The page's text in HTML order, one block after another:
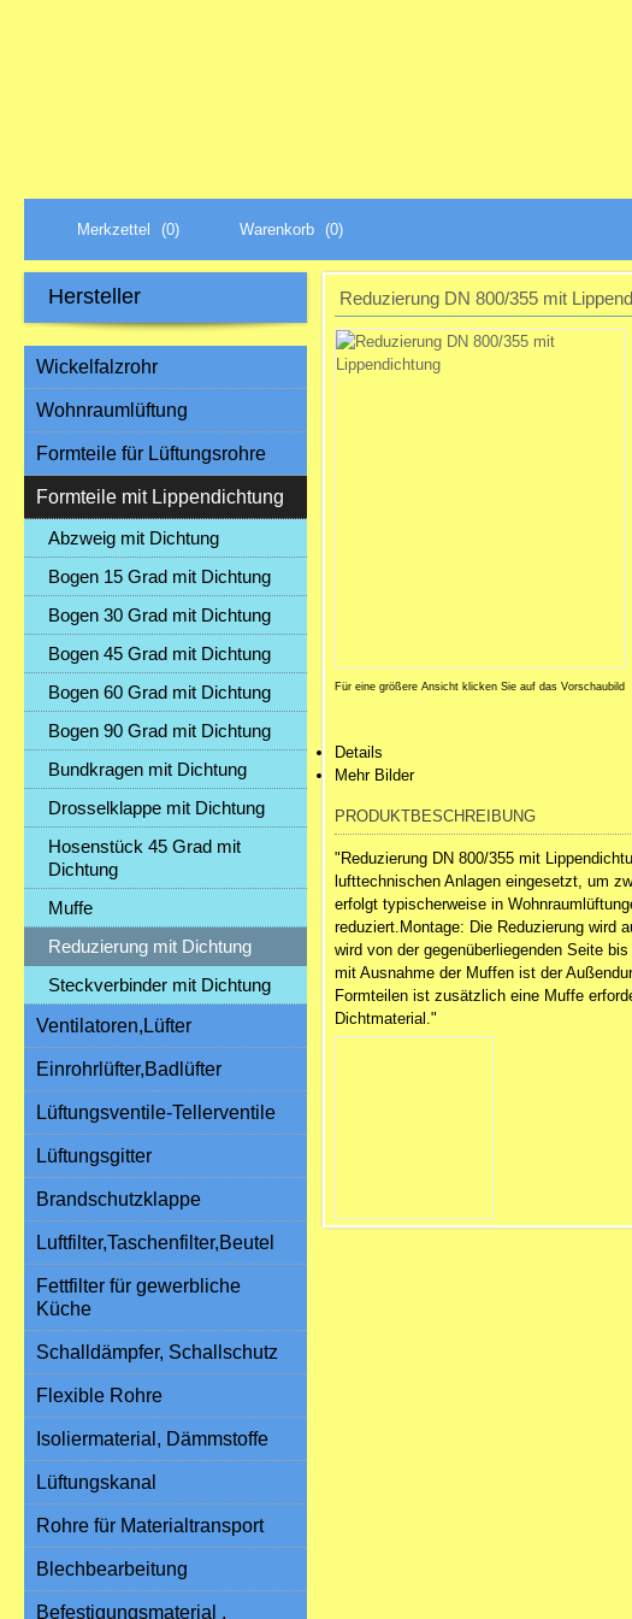
Warenkorb (0)
Merkzettel (0)
Reduzierung DN 800/355 mit
Für eine größere Ansicht klicken Sie auf das Vorschaubild
Details
Mehr Bilder
PRODUKTBESCHREIBUNG
"Reduzierung DN 800/355 mit
lufttechnischen Anlagen eingesetzt, um
erfolgt typischerweise in
reduziert.Montage: Die Reduzierung wird
wird von der gegenüberliegenden Seite
mit Ausnahme der Muffen ist der
Formteilen ist zusätzlich eine Muffe
Dichtmaterial."
Hersteller
Wickelfalzrohr
Wohnraumlüftung
Formteile für Lüftungsrohre
Formteile mit Lippendichtung
Abzweig mit Dichtung
Bogen 15 Grad mit Dichtung
Bogen 30 Grad mit Dichtung
Bogen 45 Grad mit Dichtung
Bogen 60 Grad mit Dichtung
Bogen 90 Grad mit Dichtung
Bundkragen mit Dichtung
Drosselklappe mit Dichtung
Hosenstück 45 Grad mit
Dichtung
Muffe
Reduzierung mit Dichtung
Steckverbinder mit Dichtung
Ventilatoren,Lüfter
Einrohrlüfter,Badlüfter
Lüftungsventile-Tellerventile
Lüftungsgitter
Brandschutzklappe
Luftfilter,Taschenfilter,Beutel
Fettfilter für gewerbliche
Küche
Schalldämpfer, Schallschutz
Flexible Rohre
Isoliermaterial, Dämmstoffe
Lüftungskanal
Rohre für Materialtransport
Blechbearbeitung
Befestigungsmaterial ,